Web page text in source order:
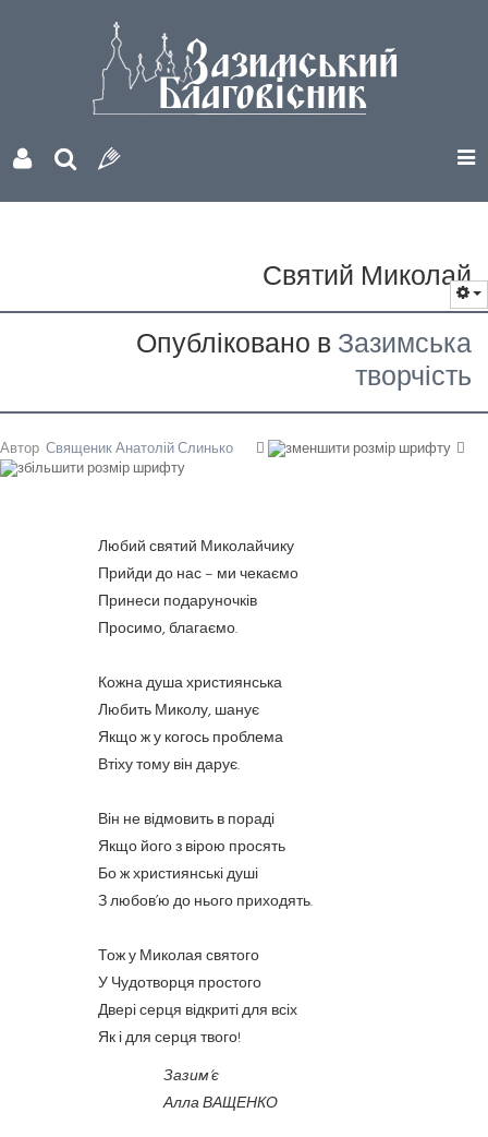
Святий Миколай
Опубліковано вЗазимська
творчість
Автор Священик Анатолій Слинько
Любий святий Миколайчику
Прийди до нас – ми чекаємо
Принеси подаруночків
Просимо, благаємо.
Кожна душа християнська
Любить Миколу, шанує
Якщо ж у когось проблема
Втіху тому він дарує.
Він не відмовить в пораді
Якщо його з вірою просять
Бо ж християнські душі
З любов’ю до нього приходять.
Тож у Миколая святого
У Чудотворця простого
Двері серця відкриті для всіх
Як і для серця твого!
Зазим’є
Алла ВАЩЕНКО